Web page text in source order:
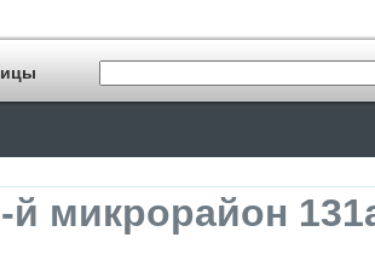
й микрорайон